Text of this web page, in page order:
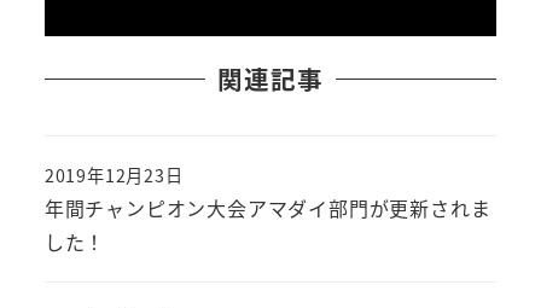
関連記事
年間チャンピオン大会アマダイ部門が更新されま
した！
投稿日
2019年12月23日